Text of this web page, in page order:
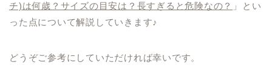
チ)は何歳？サイズの目安は？長すぎると危険なの？ 」とい
った点について解説していきます♪
どうぞご参考にしていただければ幸いです。